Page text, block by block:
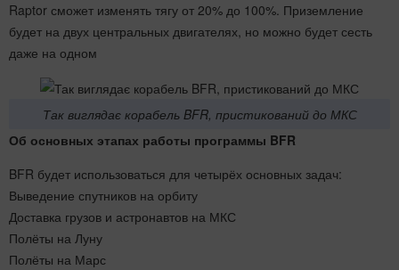
Raptor сможет изменять тягу от 20% до 100%. Приземление
будет на двух центральных двигателях, но можно будет сесть
даже на одном
Так виглядає корабель BFR, пристикований до МКС
Об основных этапах работы программы BFR
BFR будет использоваться для четырёх основных задач:
Выведение спутников на орбиту
Доставка грузов и астронавтов на МКС
Полёты на Луну
Полёты на Марс